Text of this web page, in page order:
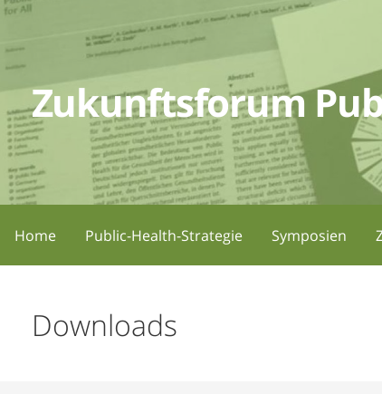
Zum
springen
Zukunftsforum
Home Public-Health-Strategie Symposien
Downloads